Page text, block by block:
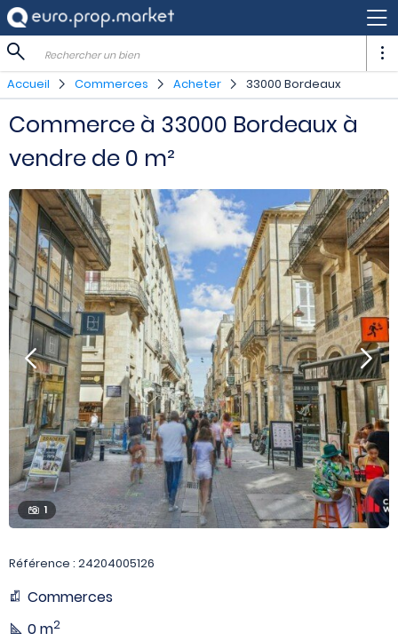
Rechercher un bien
Accueil Commerces Acheter 33000 Bordeaux
Commerce à 33000 Bordeaux à
vendre de 0 m²
1
Référence : 24204005126
Commerces
0 m2